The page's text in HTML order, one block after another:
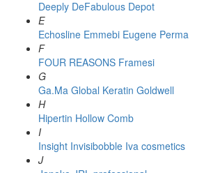
Deeply DeFabulous Depot
E
Echosline Emmebi Eugene Perma
F
FOUR REASONS Framesi
G
Ga.Ma Global Keratin Goldwell
H
Hipertin Hollow Comb
I
Insight Invisibobble Iva cosmetics
J